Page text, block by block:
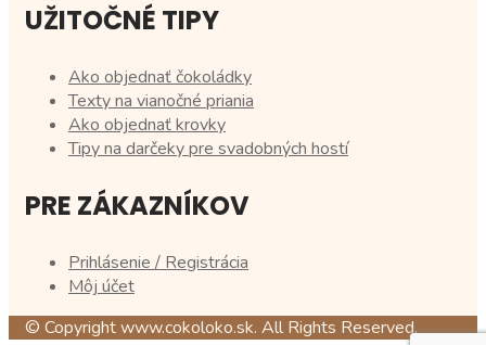
UŽITOČNÉ TIPY
Ako objednať čokoládky
Texty na vianočné priania
Ako objednať krovky
Tipy na darčeky pre svadobných hostí
PRE ZÁKAZNÍKOV
Prihlásenie / Registrácia
Môj účet
© Copyright www.cokoloko.sk. All Rights Reserved.